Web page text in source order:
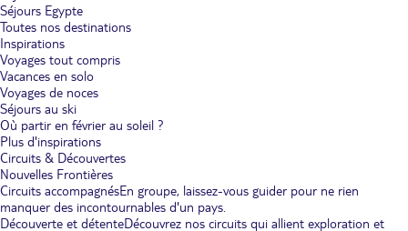
Séjours Egypte
Toutes nos destinations
Inspirations
Voyages tout compris
Vacances en solo
Voyages de noces
Séjours au ski
Où partir en février au soleil ?
Plus d'inspirations
Circuits & Découvertes
Nouvelles Frontières
Circuits accompagnésEn groupe, laissez-vous guider pour ne rien
manquer des incontournables d'un pays.
Découverte et détenteDécouvrez nos circuits qui allient exploration et